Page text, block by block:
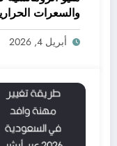
والسعرات
أبريل 4, 2026